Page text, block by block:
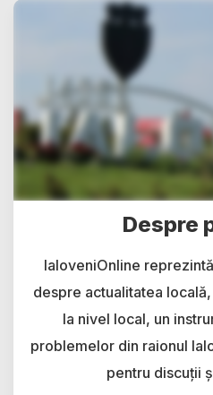
Despre
IaloveniOnline
despre actualitatea
la nivel local, un
problemelor din raionul
pentru discuții